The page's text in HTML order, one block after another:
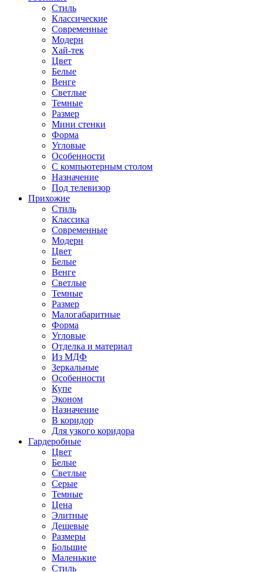
Стиль
Классические
Современные
Модерн
Хай-тек
Цвет
Белые
Венге
Светлые
Темные
Размер
Мини стенки
Форма
Угловые
Особенности
С компьютерным столом
Назначение
Под телевизор
Прихожие
Стиль
Классика
Современные
Модерн
Цвет
Белые
Венге
Светлые
Темные
Размер
Малогабаритные
Форма
Угловые
Отделка и материал
Из МДФ
Зеркальные
Особенности
Купе
Эконом
Назначение
В коридор
Для узкого коридора
Гардеробные
Цвет
Белые
Светлые
Серые
Темные
Цена
Элитные
Дешевые
Размеры
Большие
Маленькие
Стиль